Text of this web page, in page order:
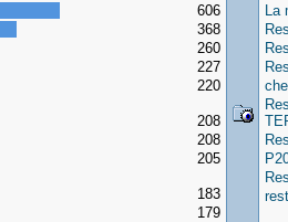
606
368
260
227
220
208
208
205
183
179